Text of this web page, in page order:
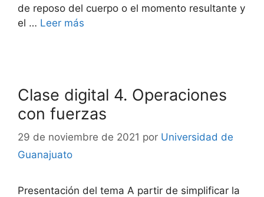
de reposo del cuerpo o el momento resultante y
el … Leer más
Clase digital 4. Operaciones
con fuerzas
29 de noviembre de 2021 por Universidad de
Guanajuato
Presentación del tema A partir de simplificar la